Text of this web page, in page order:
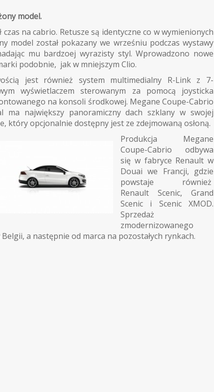
model.
na cabrio. Retusze są identyczne co w wymienionych
model został pokazany we wrześniu podczas wystawy
mu bardzoej wyrazisty styl. Wprowadzono nowe
podobnie, jak w mniejszym Clio.
jest również system multimedialny R-Link z 7-
wyświetlaczem sterowanym za pomocą joysticka
na konsoli środkowej. Megane Coupe-Cabrio
ma największy panoramiczny dach szklany w swojej
który opcjonalnie dostępny jest ze zdejmowaną osłoną.
Produkcja Megane
Coupe-Cabrio odbywa
się w fabryce Renault w
Douai we Francji, gdzie
powstaje również
Renault Scenic, Grand
Scenic i Scenic XMOD.
Sprzedaż
zmodernizowanego
a następnie od marca na pozostałych rynkach.